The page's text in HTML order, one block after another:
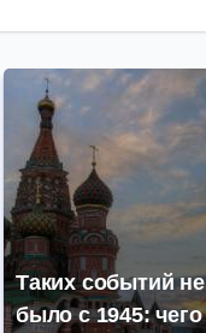
Таких событий не
было с 1945: чего